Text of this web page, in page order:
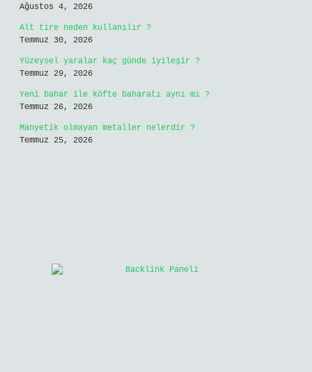
Ağustos 4, 2026
Alt tire neden kullanılır ?
Temmuz 30, 2026
Yüzeysel yaralar kaç günde iyileşir ?
Temmuz 29, 2026
Yeni bahar ile köfte baharatı aynı mı ?
Temmuz 26, 2026
Manyetik olmayan metaller nelerdir ?
Temmuz 25, 2026